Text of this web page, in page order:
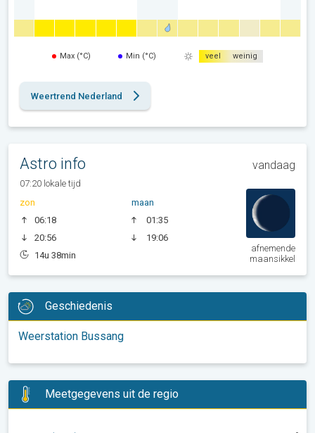
Max (°C) Min (°C) veel weinig
Weertrend Nederland
Astro info vandaag
07:20 lokale tijd
zon
06:18
20:56
14u 38min
maan
01:35
19:06
afnemende
maansikkel
Geschiedenis
Weerstation Bussang
Meetgegevens uit de regio